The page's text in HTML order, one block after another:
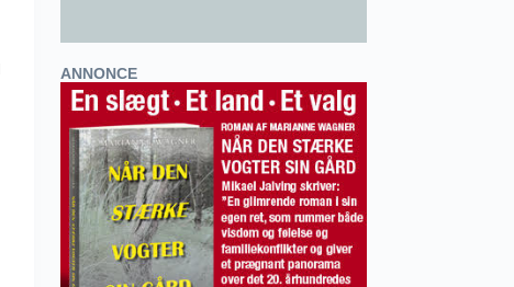
ANNONCE